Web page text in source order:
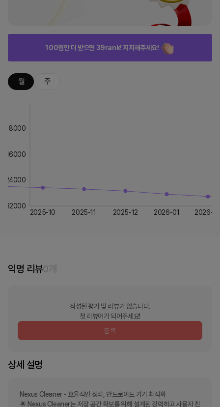
100점만 더 받으면 39rank! 지지해주세요!
월 주
2025-10 2025-11 2025-12 2026-01 2026-
8000
16000
24000
32000
익명 리뷰0개
작성된 평가 및 리뷰가 없습니다.
첫 리뷰어가 되어주세요!
등록
상세 설명
Nexus Cleaner - 효율적인 정리, 안드로이드 기기 최적화
🌟 Nexus Cleaner는 저장 공간 확보를 위해 설계된 강력하고 사용자 친